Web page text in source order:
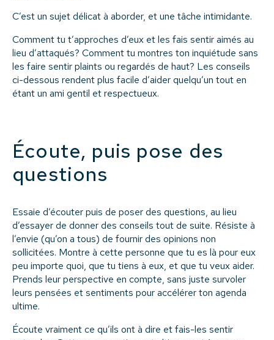
C’est un sujet délicat à aborder, et une tâche intimidante.
Comment tu t’approches d’eux et les fais sentir aimés au
lieu d’attaqués? Comment tu montres ton inquiétude sans
les faire sentir plaints ou regardés de haut? Les conseils
ci-dessous rendent plus facile d’aider quelqu’un tout en
étant un ami gentil et respectueux.
Écoute, puis pose des
questions
Essaie d’écouter puis de poser des questions, au lieu
d’essayer de donner des conseils tout de suite. Résiste à
l’envie (qu’on a tous) de fournir des opinions non
sollicitées. Montre à cette personne que tu es là pour eux
peu importe quoi, que tu tiens à eux, et que tu veux aider.
Prends leur perspective en compte, sans juste survoler
leurs pensées et sentiments pour accélérer ton agenda
ultime.
Écoute vraiment ce qu’ils ont à dire et fais-les sentir